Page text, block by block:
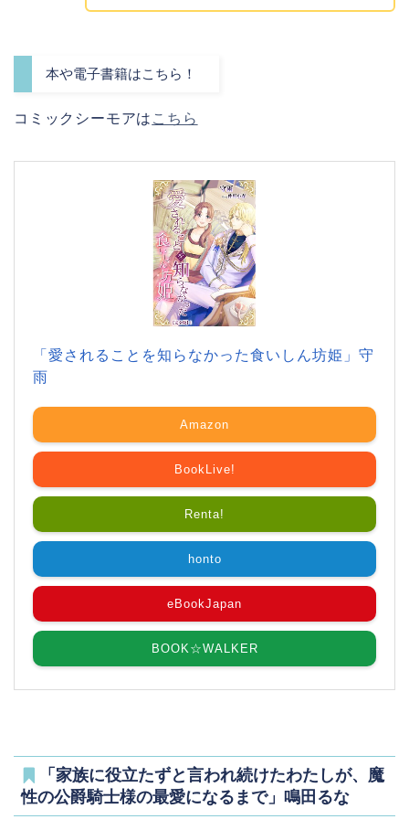
本や電子書籍はこちら！
コミックシーモアは こちら
「愛されることを知らなかった食いしん坊姫」守
雨
Amazon
BookLive!
Renta!
honto
eBookJapan
BOOK☆WALKER
「家族に役立たずと言われ続けたわたしが、魔
性の公爵騎士様の最愛になるまで」鳴田るな